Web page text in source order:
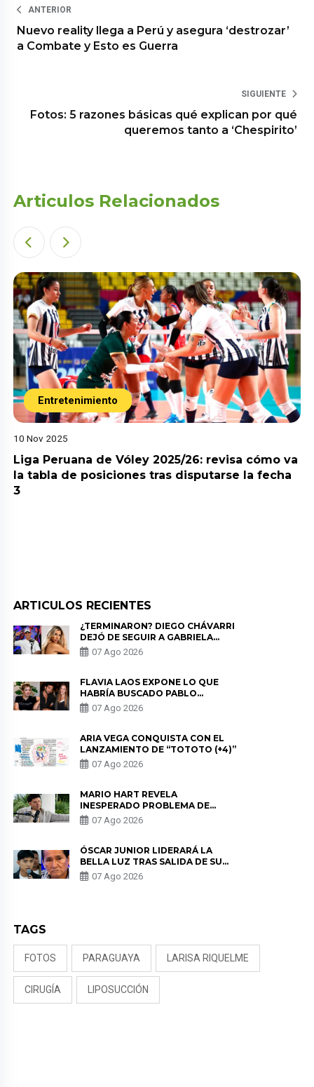
ANTERIOR
Nuevo reality llega a Perú y asegura ‘destrozar’
a Combate y Esto es Guerra
SIGUIENTE
Fotos: 5 razones básicas qué explican por qué
queremos tanto a ‘Chespirito’
Articulos Relacionados
Entretenimiento
10 Nov 2025
Liga Peruana de Vóley 2025/26: revisa cómo va
la tabla de posiciones tras disputarse la fecha
3
ARTICULOS RECIENTES
¿TERMINARON? DIEGO CHÁVARRI
DEJÓ DE SEGUIR A GABRIELA
HERRERA Y ANUNCIA SU SALIDA
DE PÓDCAST
07 Ago 2026
FLAVIA LAOS EXPONE LO QUE
HABRÍA BUSCADO PABLO
HEREDIA CON ALE FULLER: “UNA
DE LAS PARTES QUERÍA EL
07 Ago 2026
ARIA VEGA CONQUISTA CON EL
LANZAMIENTO DE “TOTOTO (+4)”
07 Ago 2026
MARIO HART REVELA
INESPERADO PROBLEMA DE
SALUD ANTES DE SEPARARSE DE
KORINA: “ME ENCONTRARON UN
07 Ago 2026
ÓSCAR JUNIOR LIDERARÁ LA
BELLA LUZ TRAS SALIDA DE SU
PADRE POR POLÉMICA CON
NALDY SALDAÑA
07 Ago 2026
TAGS
FOTOS PARAGUAYA LARISA RIQUELME
CIRUGÍA LIPOSUCCIÓN